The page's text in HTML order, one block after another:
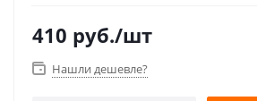
410 руб./шт
Нашли дешевле?